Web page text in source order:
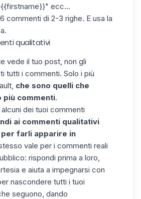
ecc...
commenti di 2-3 righe. E usa la
qualitativi
vede il tuo post, non gli
tutti i commenti. Solo i più
che sono quelli che
più commenti.
dei tuoi commenti
ai commenti qualitativi
farli apparire in
vale per i commenti reali
rispondi prima a loro,
e aiuta a impegnarsi con
nascondere tutti i tuoi
seguono, dando